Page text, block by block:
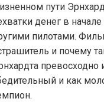
пути
денег в
пилотами.
и почему
превосходно
и как